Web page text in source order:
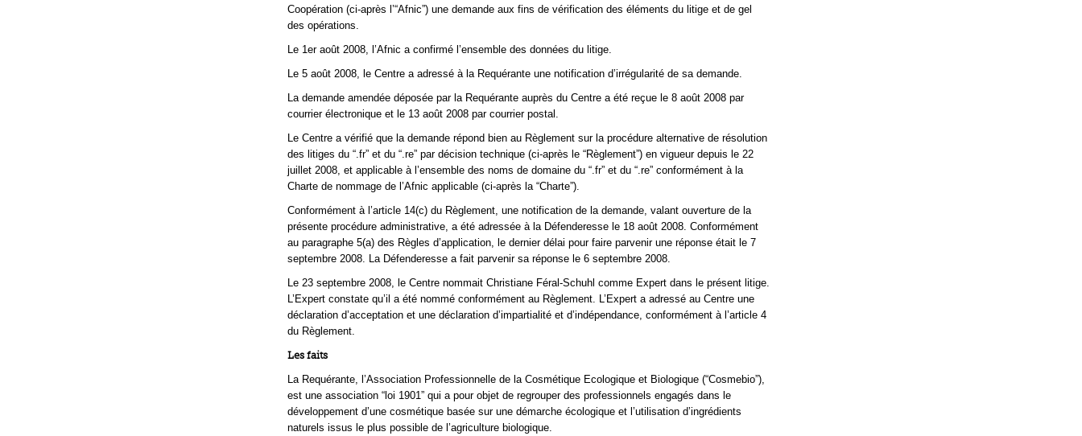
Coopération (ci‑après l’“Afnic”) une demande aux fins de vérification des éléments du litige et de gel
des opérations.
Le 1er août 2008, l’Afnic a confirmé l’ensemble des données du litige.
Le 5 août 2008, le Centre a adressé à la Requérante une notification d’irrégularité de sa demande.
La demande amendée déposée par la Requérante auprès du Centre a été reçue le 8 août 2008 par
courrier électronique et le 13 août 2008 par courrier postal.
Le Centre a vérifié que la demande répond bien au Règlement sur la procédure alternative de résolution
des litiges du “.fr” et du “.re” par décision technique (ci-après le “Règlement”) en vigueur depuis le 22
juillet 2008, et applicable à l’ensemble des noms de domaine du “.fr” et du “.re” conformément à la
Charte de nommage de l’Afnic applicable (ci‑après la “Charte”).
Conformément à l’article 14(c) du Règlement, une notification de la demande, valant ouverture de la
présente procédure administrative, a été adressée à la Défenderesse le 18 août 2008. Conformément
au paragraphe 5(a) des Règles d’application, le dernier délai pour faire parvenir une réponse était le 7
septembre 2008. La Défenderesse a fait parvenir sa réponse le 6 septembre 2008.
Le 23 septembre 2008, le Centre nommait Christiane Féral-Schuhl comme Expert dans le présent litige.
L’Expert constate qu’il a été nommé conformément au Règlement. L’Expert a adressé au Centre une
déclaration d’acceptation et une déclaration d’impartialité et d’indépendance, conformément à l’article 4
du Règlement.
Les faits
La Requérante, l’Association Professionnelle de la Cosmétique Ecologique et Biologique (“Cosmebio”),
est une association “loi 1901” qui a pour objet de regrouper des professionnels engagés dans le
développement d’une cosmétique basée sur une démarche écologique et l’utilisation d’ingrédients
naturels issus le plus possible de l’agriculture biologique.